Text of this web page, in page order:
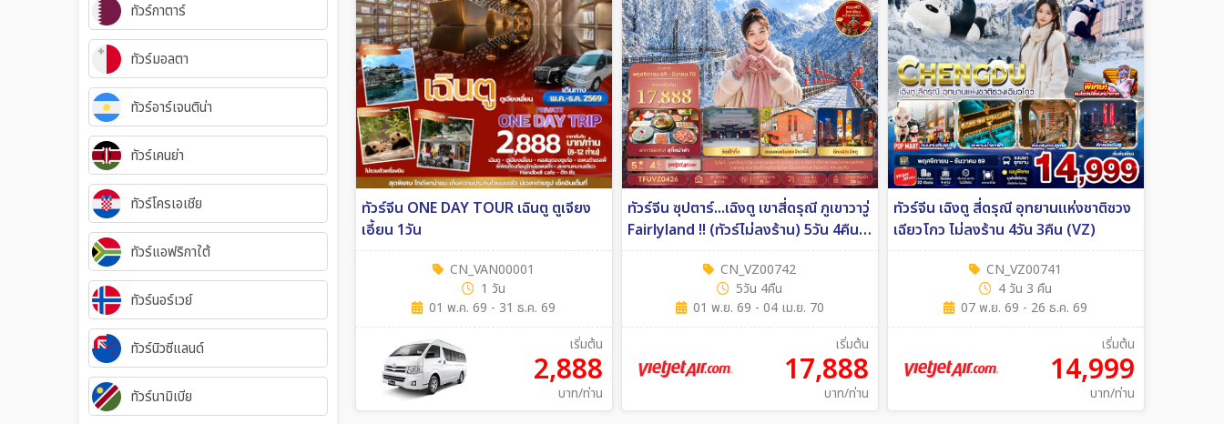
ทัวร์กาตาร์
ทัวร์มอลตา
ทัวร์อาร์เจนติน่า
ทัวร์เคนย่า
ทัวร์โครเอเชีย
ทัวร์แอฟริกาใต้
ทัวร์นอร์เวย์
ทัวร์นิวซีแลนด์
ทัวร์นามิเบีย
ทัวร์จีน ONE DAY TOUR เฉินตู ตูเจียง
เอี้ยน 1วัน
CN_VAN00001
1 วัน
01 พ.ค. 69 - 31 ธ.ค. 69
เริ่มต้น
2,888
บาท/ท่าน
ทัวร์จีน ซุปตาร์...เฉิงตู เขาสี่ดรุณี ภูเขาวาวู่
Fairlyland !! (ทัวร์ไม่ลงร้าน) 5วัน 4คืน
(VZ)
CN_VZ00742
5วัน 4คืน
01 พ.ย. 69 - 04 เม.ย. 70
เริ่มต้น
17,888
บาท/ท่าน
ทัวร์จีน เฉิงตู สี่ดรุณี อุทยานแห่งชาติซวง
เฉียวโกว ไม่ลงร้าน 4วัน 3คืน (VZ)
CN_VZ00741
4 วัน 3 คืน
07 พ.ย. 69 - 26 ธ.ค. 69
เริ่มต้น
14,999
บาท/ท่าน